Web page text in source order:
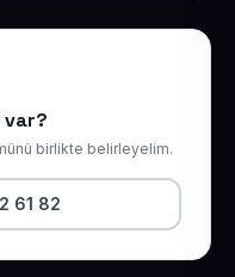
var?
birlikte belirleyelim.
61 82